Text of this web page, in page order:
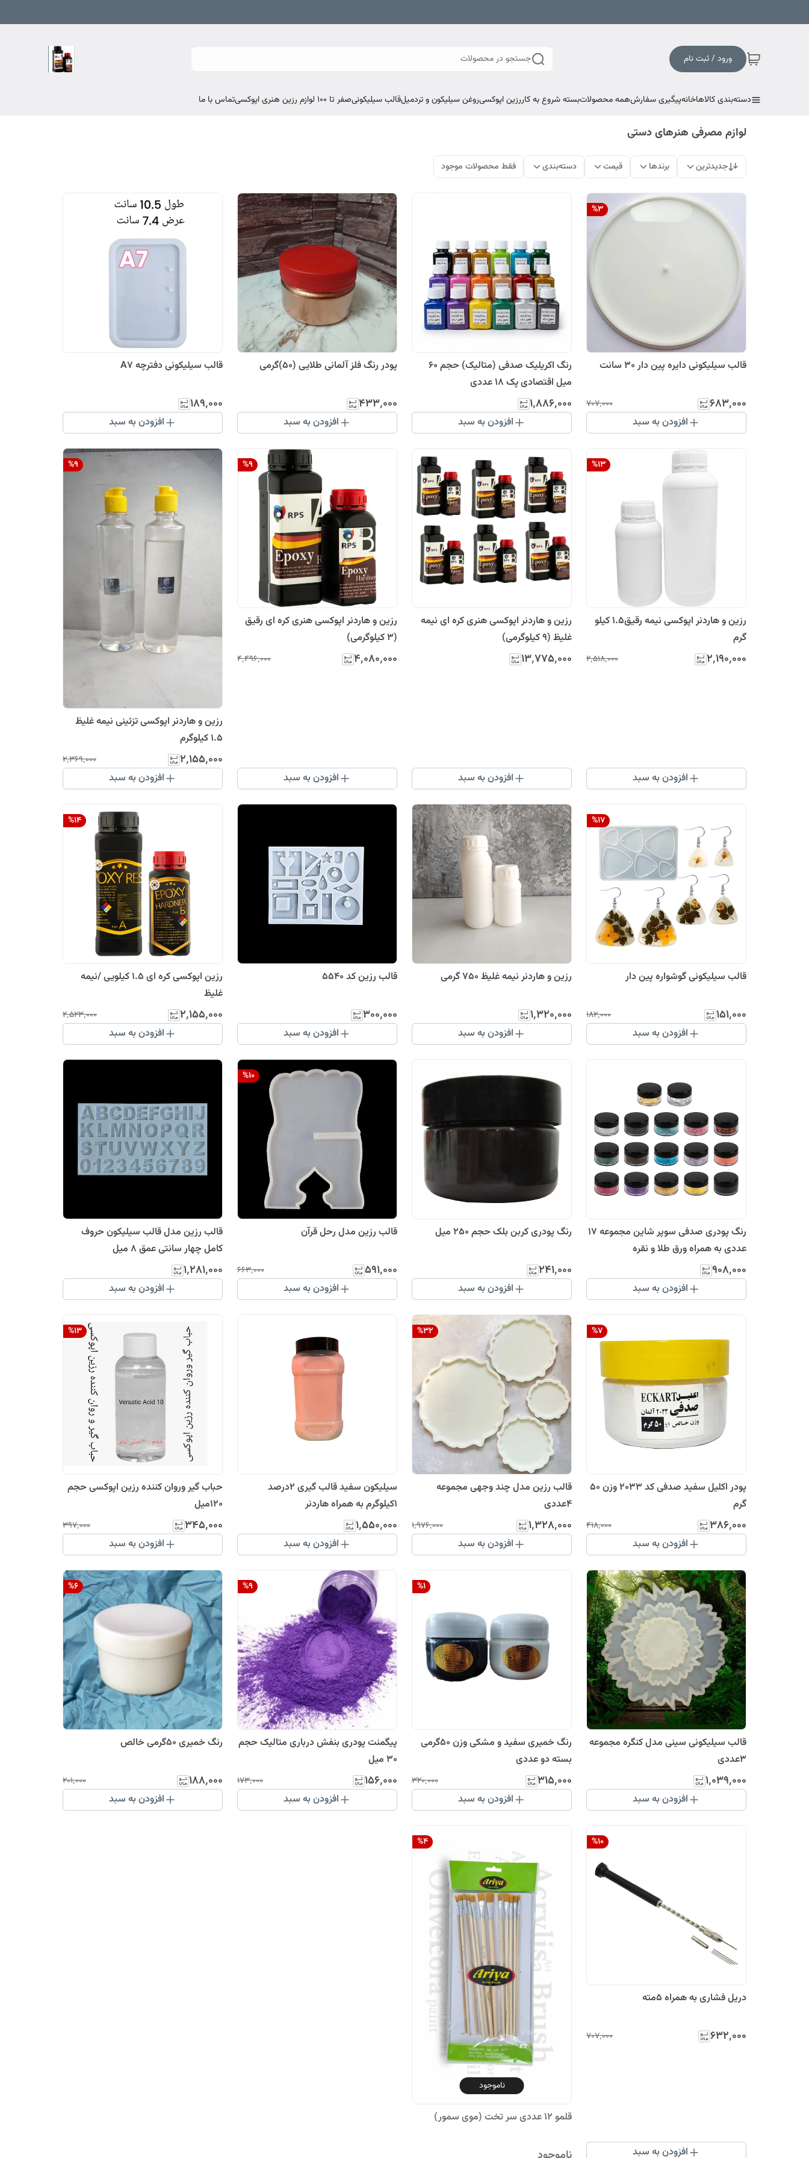
ورود / ثبت نام جستجو در محصولات
دسته‌بندی کالاهاخانهپیگیری سفارشهمه محصولاتبسته شروع به کاررزین اپوکسیروغن سیلیکون و تردمیلقالب سیلیکونیصفر تا ۱۰۰ لوازم رزین هنری اپوکسی تماس با ما
لوازم مصرفی هنرهای دستی
جدیدترین برندها قیمت دسته‌بندی فقط محصولات موجود
%3
قالب سیلیکونی دایره پین دار 30 سانت
۶۸۳٬۰۰۰ ۷۰۷٬۰۰۰
افزودن به سبد
رنگ اکریلیک صدفی (متالیک) حجم ۶۰
میل اقتصادی پک ۱۸ عددی
۱٬۸۸۶٬۰۰۰
افزودن به سبد
پودر رنگ فلز آلمانی طلایی (۵۰)گرمی
۴۳۳٬۰۰۰
افزودن به سبد
قالب سیلیکونی دفترچه A7
۱۸۹٬۰۰۰
افزودن به سبد
%13
رزین و هاردنر اپوکسی نیمه رقیق1.5 کیلو
گرم
۲٬۱۹۰٬۰۰۰ ۲٬۵۱۸٬۰۰۰
افزودن به سبد
رزین و هاردنر اپوکسی هنری کره ای نیمه
غلیظ (9 کیلوگرمی)
۱۳٬۷۷۵٬۰۰۰
افزودن به سبد
%9
رزین و هاردنر اپوکسی هنری کره ای رقیق
(3 کیلوگرمی)
۴٬۰۸۰٬۰۰۰ ۴٬۴۹۶٬۰۰۰
افزودن به سبد
%9
رزین و هاردنر اپوکسی تزئینی نیمه غلیظ
۱.۵ کیلوگرم
۲٬۱۵۵٬۰۰۰ ۲٬۳۶۹٬۰۰۰
افزودن به سبد
%17
قالب سیلیکونی گوشواره پین دار
۱۵۱٬۰۰۰ ۱۸۲٬۰۰۰
افزودن به سبد
رزین و هاردنر نیمه غلیظ 750 گرمی
۱٬۳۲۰٬۰۰۰
افزودن به سبد
قالب رزین کد 5540
۳۰۰٬۰۰۰
افزودن به سبد
%14
رزین اپوکسی کره ای 1.5 کیلویی /نیمه
غلیظ
۲٬۱۵۵٬۰۰۰ ۲٬۵۲۳٬۰۰۰
افزودن به سبد
رنگ پودری صدفی سوپر شاین مجموعه 17
عددی به همراه ورق طلا و نقره
۹۰۸٬۰۰۰
افزودن به سبد
رنگ پودری کربن بلک حجم ۲۵۰ میل
۲۴۱٬۰۰۰
افزودن به سبد
%10
قالب رزین مدل رحل قرآن
۵۹۱٬۰۰۰ ۶۶۳٬۰۰۰
افزودن به سبد
قالب رزین مدل قالب سیلیکون حروف
کامل چهار سانتی عمق 8 میل
۱٬۲۸۱٬۰۰۰
افزودن به سبد
%7
پودر اکلیل سفید صدفی کد 2033 وزن 50
گرم
۳۸۶٬۰۰۰ ۴۱۸٬۰۰۰
افزودن به سبد
%32
قالب رزین مدل چند وجهی مجموعه
4عددی
۱٬۳۲۸٬۰۰۰ ۱٬۹۷۶٬۰۰۰
افزودن به سبد
سیلیکون سفید قالب گیری 2درصد
1کیلوگرم به همراه هاردنر
۱٬۵۵۰٬۰۰۰
افزودن به سبد
%13
حباب گیر وروان کننده رزین اپوکسی حجم
120میل
۳۴۵٬۰۰۰ ۳۹۷٬۰۰۰
افزودن به سبد
قالب سیلیکونی سینی مدل کنگره مجموعه
3عددی
۱٬۰۳۹٬۰۰۰
افزودن به سبد
%1
رنگ خمیری سفید و مشکی وزن 50گرمی
بسته دو عددی
۳۱۵٬۰۰۰ ۳۲۰٬۰۰۰
افزودن به سبد
%9
پیگمنت پودری بنفش درباری متالیک حجم
30 میل
۱۵۶٬۰۰۰ ۱۷۳٬۰۰۰
افزودن به سبد
%6
رنگ خمیری 50گرمی خالص
۱۸۸٬۰۰۰ ۲۰۱٬۰۰۰
افزودن به سبد
%10
دریل فشاری به همراه 5مته
۶۳۲٬۰۰۰ ۷۰۷٬۰۰۰
افزودن به سبد
%4
ناموجود
قلمو ۱۲ عددی سر تخت (موی سمور)